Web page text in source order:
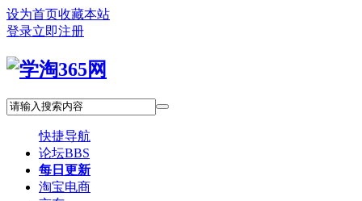
设为首页收藏本站
登录立即注册
快捷导航
论坛BBS
每日更新
淘宝电商